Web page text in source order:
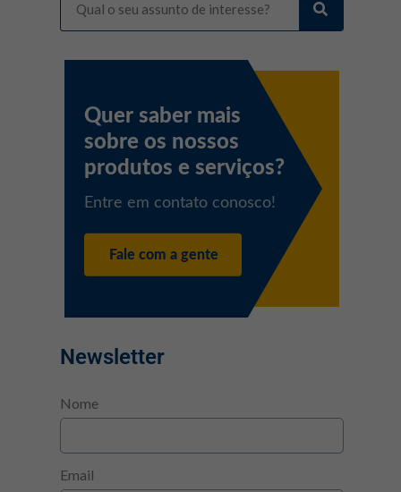
Newsletter
Nome
Email